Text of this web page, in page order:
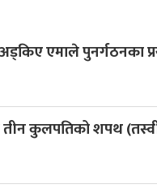
एमाले पुनर्गठनका
तीन कुलपतिको शपथ